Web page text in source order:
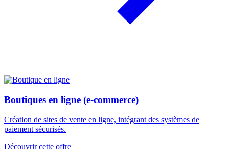
Boutiques en ligne (e-commerce)
Création de sites de vente en ligne, intégrant des systèmes de
paiement sécurisés.
Découvrir cette offre